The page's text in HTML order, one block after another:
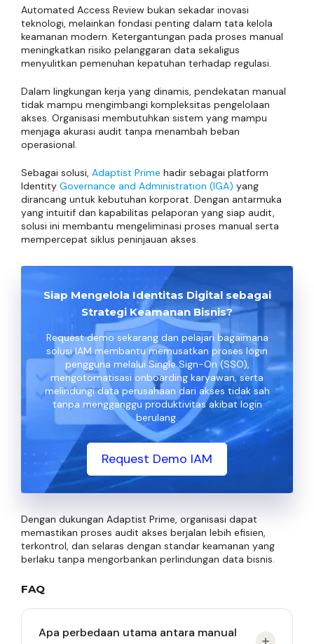
Automated Access Review bukan sekadar inovasi
teknologi, melainkan fondasi penting dalam tata kelola
keamanan modern. Ketergantungan pada proses manual
meningkatkan risiko pelanggaran data sekaligus
menyulitkan pemenuhan kepatuhan terhadap regulasi.
Dalam lingkungan kerja yang dinamis, pendekatan manual
tidak mampu mengimbangi kompleksitas pengelolaan
akses. Organisasi membutuhkan sistem yang mampu
menjaga akurasi audit tanpa menambah beban
operasional.
Sebagai solusi, Adaptist Prime hadir sebagai platform
Identity Governance and Administration (IGA) yang
dirancang untuk kebutuhan korporat. Dengan antarmuka
yang intuitif dan kapabilitas pelaporan yang siap audit,
solusi ini membantu mengeliminasi proses manual serta
mempercepat siklus peninjauan akses.
Siap Mengelola Identitas Digital sebagai
Strategi Keamanan Bisnis?
Request demo sekarang dan pelajari bagaimana
solusi IAM membantu memusatkan proses login
pengguna melalui Single Sign-On (SSO),
mengotomatisasi onboarding karyawan, serta
melindungi data perusahaan dari akses tidak sah
tanpa mengganggu produktivitas akibat login
berulang.
Request Demo IAM
Dengan dukungan Adaptist Prime, organisasi dapat
memastikan proses audit akses berjalan lebih efisien,
terkontrol, dan selaras dengan standar keamanan yang
berlaku tanpa mengorbankan perlindungan data bisnis.
FAQ
Apa perbedaan utama antara manual